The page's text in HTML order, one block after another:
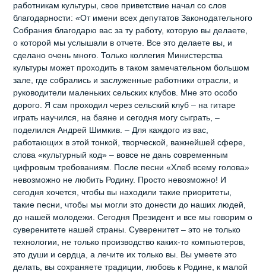
работникам культуры, свое приветствие начал со слов
благодарности: «От имени всех депутатов Законодательного
Собрания благодарю вас за ту работу, которую вы делаете,
о которой мы услышали в отчете. Все это делаете вы, и
сделано очень много. Только коллегия Министерства
культуры может проходить в таком замечательном большом
зале, где собрались и заслуженные работники отрасли, и
руководители маленьких сельских клубов. Мне это особо
дорого. Я сам проходил через сельский клуб – на гитаре
играть научился, на баяне и сегодня могу сыграть, –
поделился Андрей Шимкив. – Для каждого из вас,
работающих в этой тонкой, творческой, важнейшей сфере,
слова «культурный код» – вовсе не дань современным
цифровым требованиям. После песни «Хлеб всему голова»
невозможно не любить Родину. Просто невозможно! И
сегодня хочется, чтобы вы находили такие приоритеты,
такие песни, чтобы мы могли это донести до наших людей,
до нашей молодежи. Сегодня Президент и все мы говорим о
суверенитете нашей страны. Суверенитет – это не только
технологии, не только производство каких-то компьютеров,
это души и сердца, а лечите их только вы. Вы умеете это
делать, вы сохраняете традиции, любовь к Родине, к малой